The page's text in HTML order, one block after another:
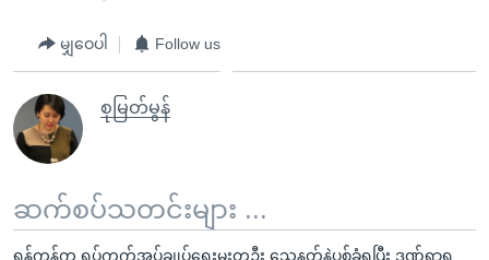
မျှဝေပါ Follow us
စုမြတ်မွန်
ဆက်စပ်သတင်းများ ...
ရန်ကုန်က ရပ်ကွက်အုပ်ချုပ်ရေးမှူးတဦး သေနတ်နဲ့ပစ်ခံရပြီး ဒဏ်ရာရ